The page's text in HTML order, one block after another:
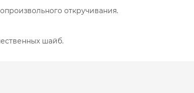
откручивания.
шайб.